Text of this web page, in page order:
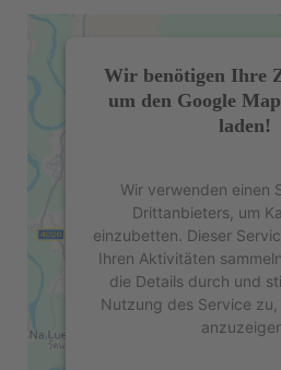
Wir benötigen Ihre
um den Google
laden!
Wir verwenden einen
Drittanbieters, um
einzubetten. Dieser
Ihren Aktivitäten
die Details durch und
Nutzung des Service